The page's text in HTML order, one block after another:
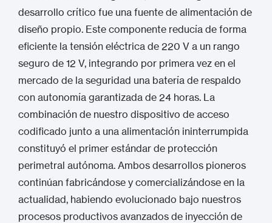
desarrollo crítico fue una fuente de alimentación de
diseño propio. Este componente reducía de forma
eficiente la tensión eléctrica de 220 V a un rango
seguro de 12 V, integrando por primera vez en el
mercado de la seguridad una batería de respaldo
con autonomía garantizada de 24 horas. La
combinación de nuestro dispositivo de acceso
codificado junto a una alimentación ininterrumpida
constituyó el primer estándar de protección
perimetral autónoma. Ambos desarrollos pioneros
continúan fabricándose y comercializándose en la
actualidad, habiendo evolucionado bajo nuestros
procesos productivos avanzados de inyección de